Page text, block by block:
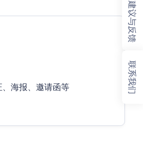
海报、邀请函等
建议与反馈
联系我们